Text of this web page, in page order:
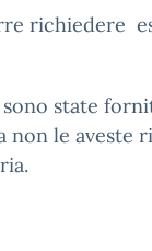
richiedere
state
le aveste